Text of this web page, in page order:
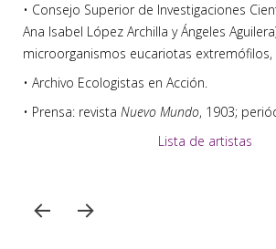
• Consejo Superior de Investigaciones
Ana Isabel López Archilla y Ángeles
microorganismos eucariotas extremófilos,
• Archivo Ecologistas en Acción.
• Prensa: revista Nuevo Mundo, 1903;
Lista de artistas